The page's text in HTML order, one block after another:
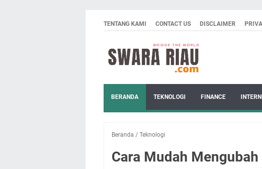
TENTANG KAMI CONTACT US DISCLAIMER
BERANDA TEKNOLOGI FINANCE
Beranda / Teknologi
Cara Mudah